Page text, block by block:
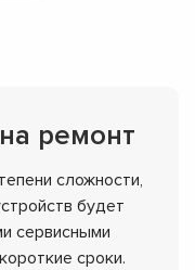
ремонт
сложности,
будет
сервисными
сроки.